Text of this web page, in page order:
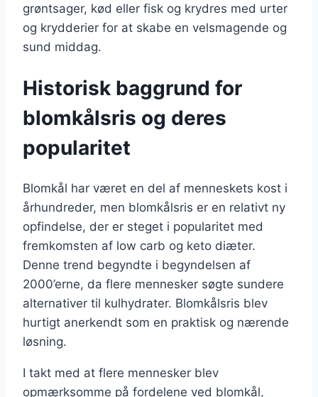
grøntsager, kød eller fisk og krydres med urter
og krydderier for at skabe en velsmagende og
sund middag.
Historisk baggrund for
blomkålsris og deres
popularitet
Blomkål har været en del af menneskets kost i
århundreder, men blomkålsris er en relativt ny
opfindelse, der er steget i popularitet med
fremkomsten af low carb og keto diæter.
Denne trend begyndte i begyndelsen af
2000’erne, da flere mennesker søgte sundere
alternativer til kulhydrater. Blomkålsris blev
hurtigt anerkendt som en praktisk og nærende
løsning.
I takt med at flere mennesker blev
opmærksomme på fordelene ved blomkål,